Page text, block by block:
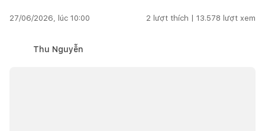
27/06/2026, lúc 10:00 2 lượt thích | 13.578 lượt xem
Thu Nguyễn